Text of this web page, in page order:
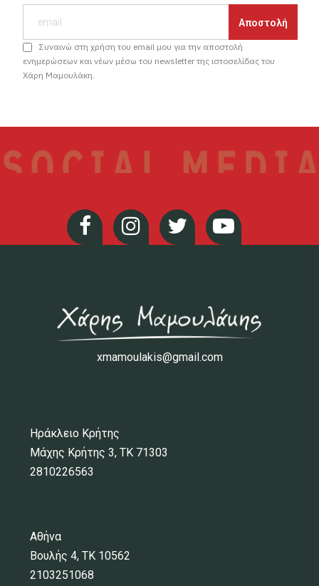
Συναινώ στη χρήση του email μου για την αποστολή
ενημερώσεων και νέων μέσω του newsletter της ιστοσελίδας του
Χάρη Μαμουλάκη.
xmamoulakis@gmail.com
Ηράκλειο Κρήτης
Μάχης Κρήτης 3, ΤΚ 71303
2810226563
Αθήνα
Βουλής 4, ΤΚ 10562
2103251068